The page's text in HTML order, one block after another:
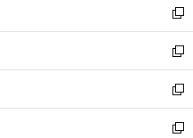
く
で
開
く
ド
ウ
で
開
く
新
し
い
ウ
ィ
ン
ド
新
し
い
ウ
ィ
新
し
い
新